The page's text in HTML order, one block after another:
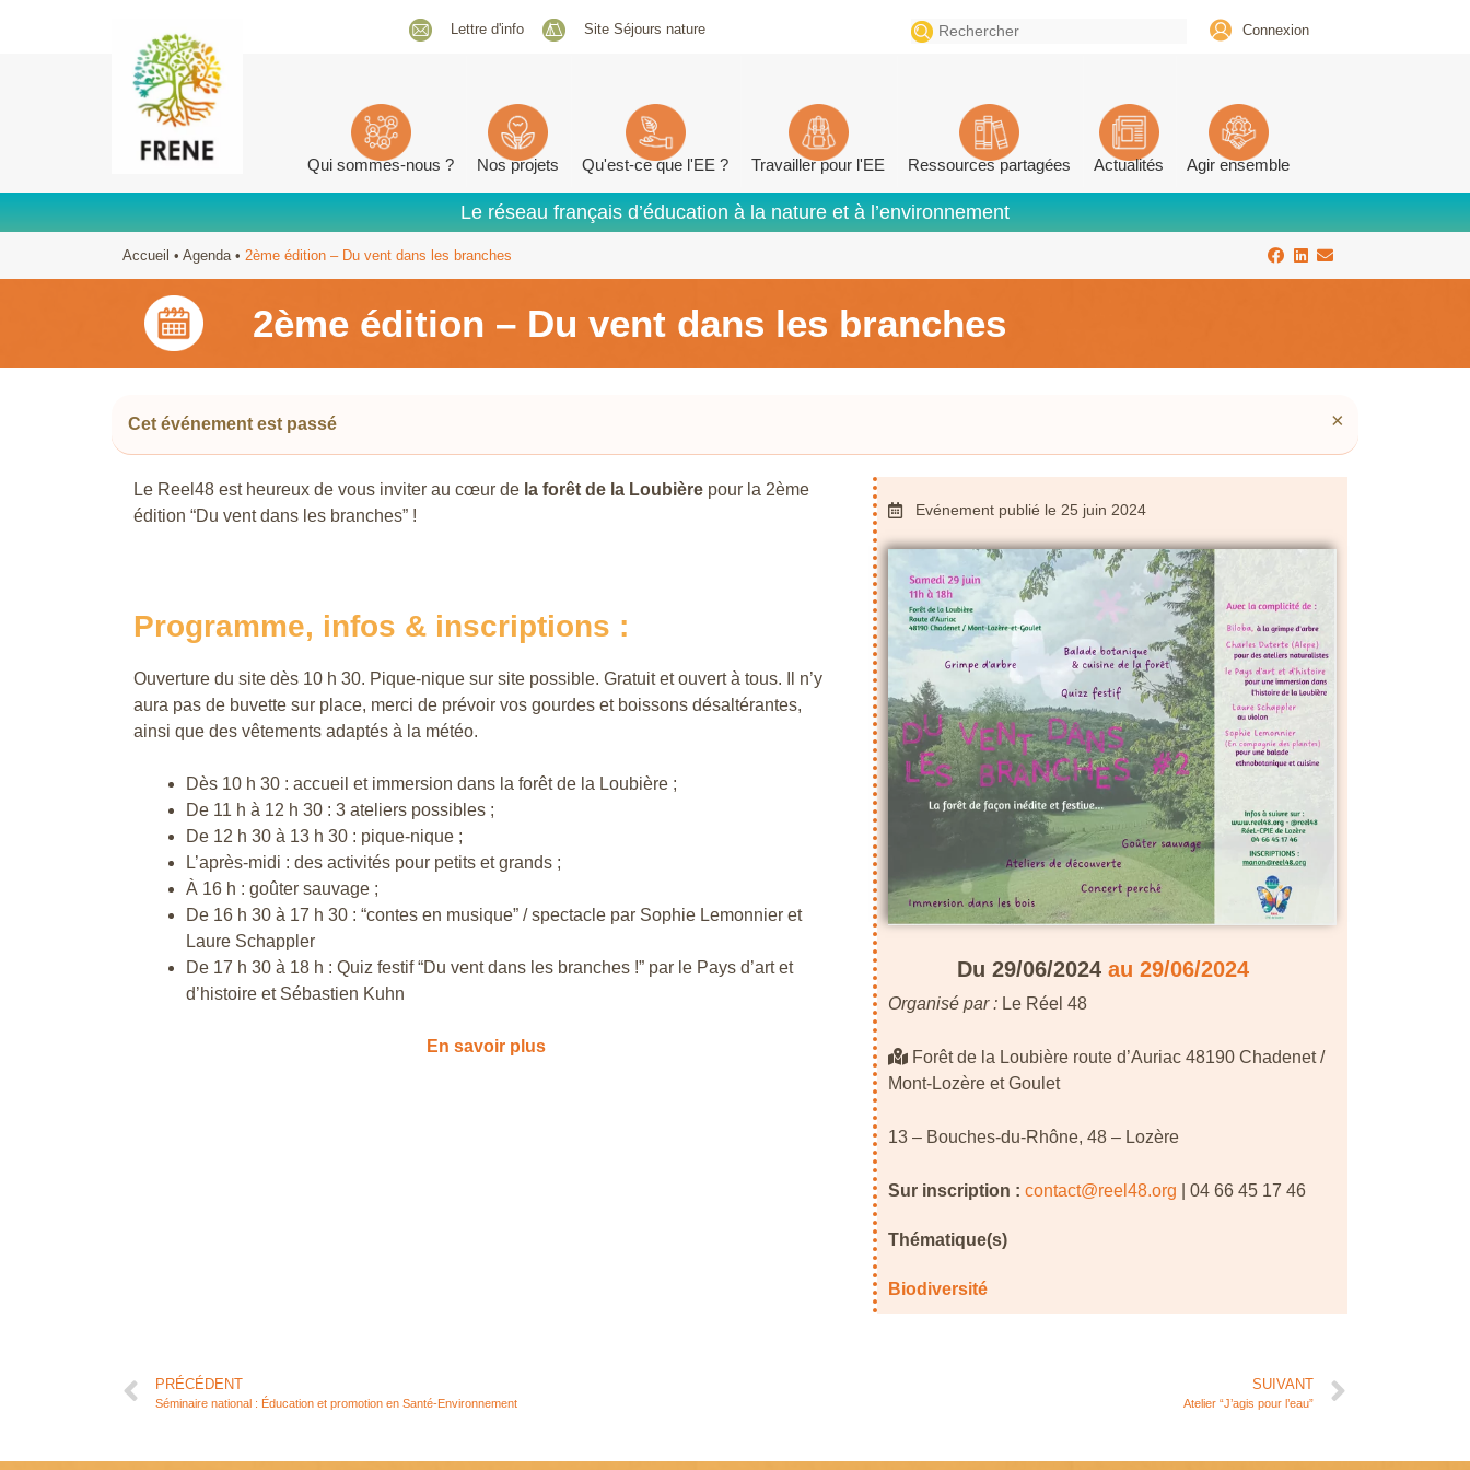
Lettre d'info Site Séjours nature
Search
for:
Connexion
Qui sommes-nous ? Nos projets Qu'est-ce que l'EE ? Travailler pour l'EE Ressources partagées Actualités Agir ensemble
Le réseau français d’éducation à la nature et à l’environnement
Accueil • Agenda • 2ème édition – Du vent dans les branches
2ème édition – Du vent dans les branches
Cet événement est passé ×
Le Reel48 est heureux de vous inviter au cœur de la forêt de la Loubière pour la 2ème
édition “Du vent dans les branches” !
Programme, infos & inscriptions :
Ouverture du site dès 10 h 30. Pique-nique sur site possible. Gratuit et ouvert à tous. Il n’y
aura pas de buvette sur place, merci de prévoir vos gourdes et boissons désaltérantes,
ainsi que des vêtements adaptés à la météo.
Dès 10 h 30 : accueil et immersion dans la forêt de la Loubière ;
De 11 h à 12 h 30 : 3 ateliers possibles ;
De 12 h 30 à 13 h 30 : pique-nique ;
L’après-midi : des activités pour petits et grands ;
À 16 h : goûter sauvage ;
De 16 h 30 à 17 h 30 : “contes en musique” / spectacle par Sophie Lemonnier et
Laure Schappler
De 17 h 30 à 18 h : Quiz festif “Du vent dans les branches !” par le Pays d’art et
d’histoire et Sébastien Kuhn
En savoir plus
Evénement publié le 25 juin 2024
Du 29/06/2024 au 29/06/2024
Organisé par : Le Réel 48
Forêt de la Loubière route d’Auriac 48190 Chadenet /
Mont-Lozère et Goulet
13 – Bouches-du-Rhône, 48 – Lozère
Sur inscription : contact@reel48.org | 04 66 45 17 46
Thématique(s)
Biodiversité
PRÉCÉDENT
Séminaire national : Éducation et promotion en Santé-Environnement
SUIVANT
Atelier “J’agis pour l’eau”